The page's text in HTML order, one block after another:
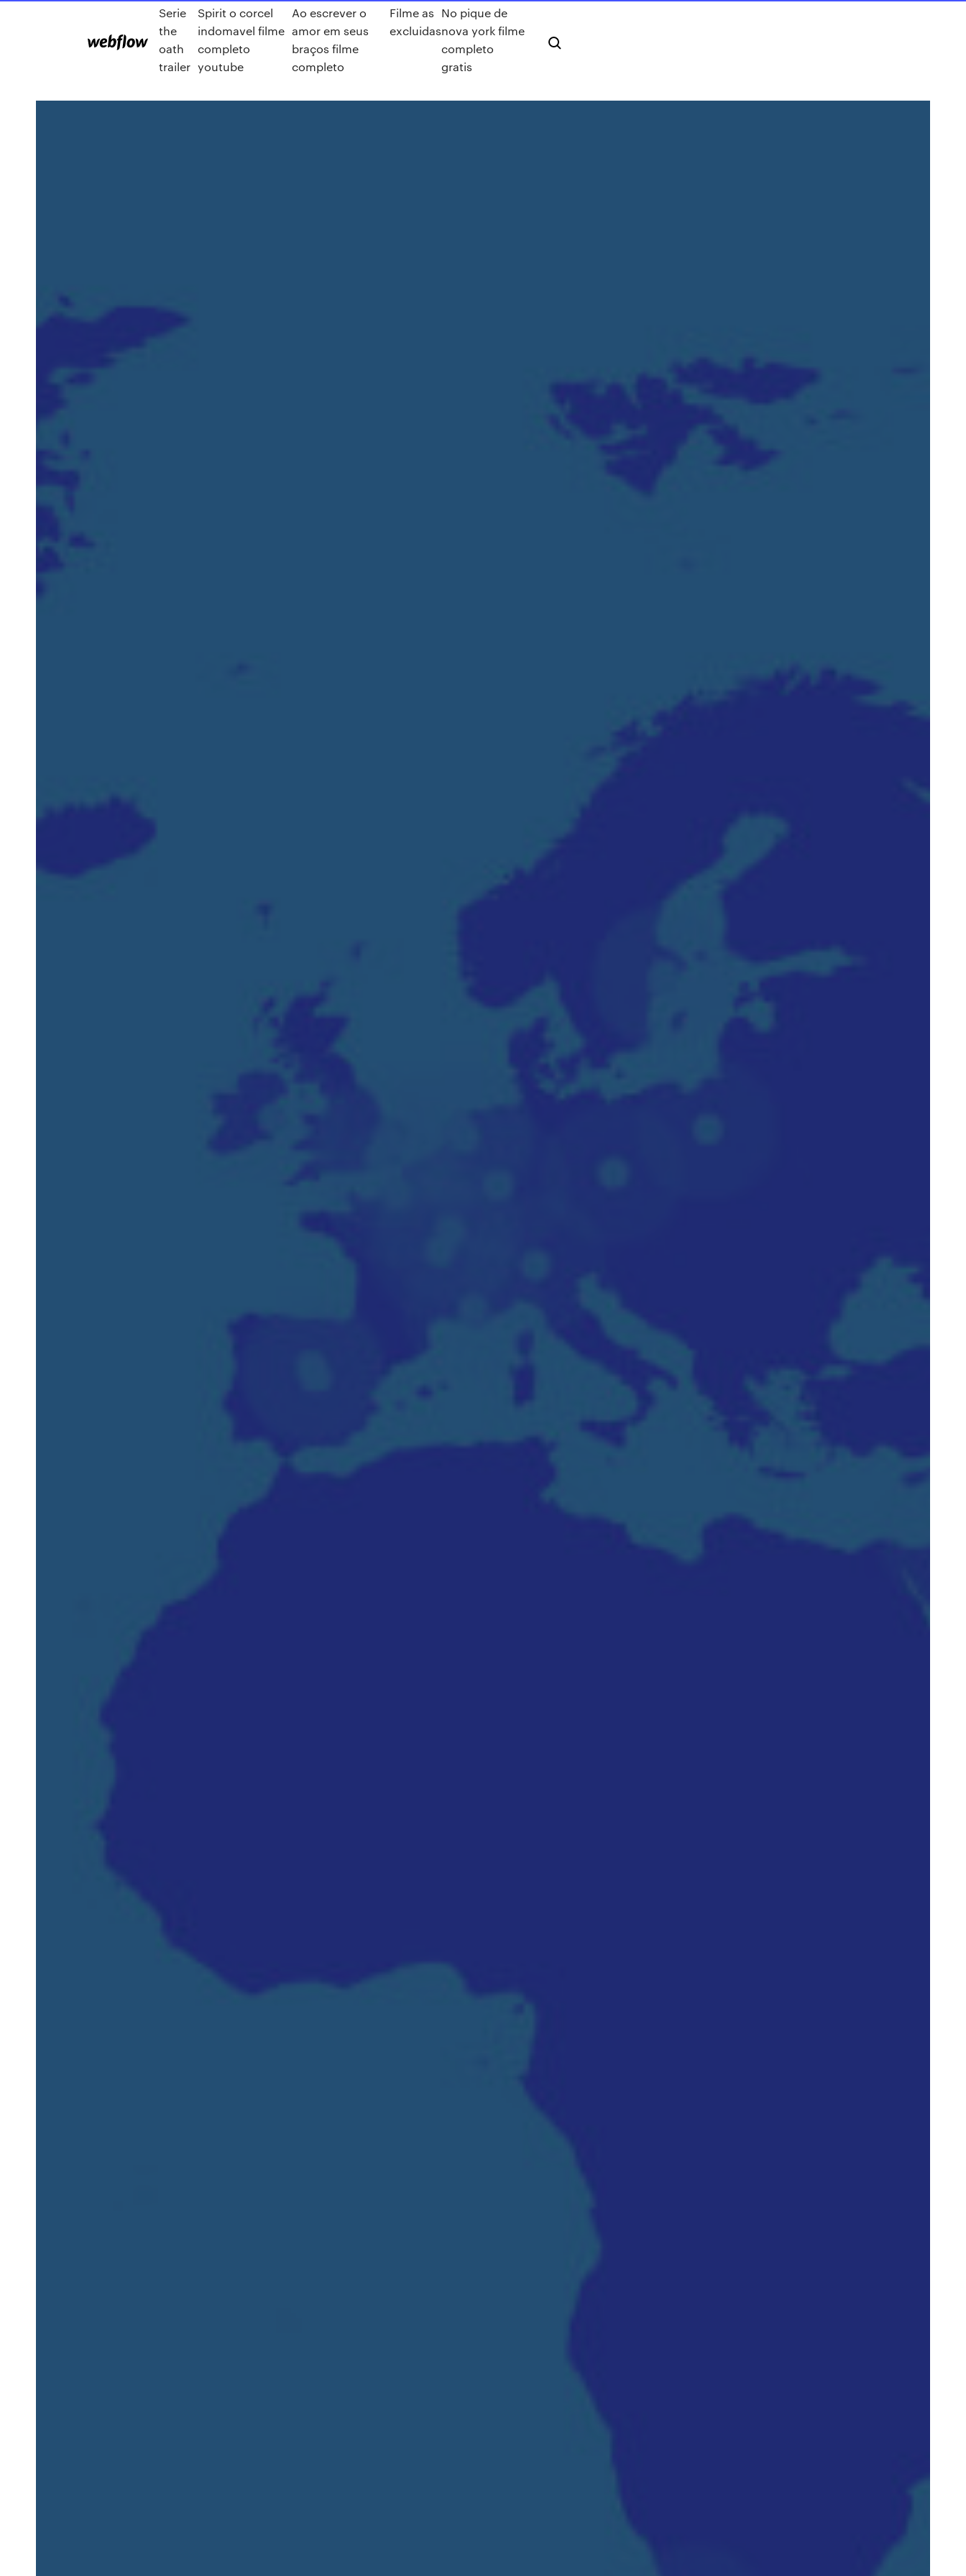
Serie
the
oath
trailer
Spirit o corcel
indomavel filme
completo
youtube
Ao escrever o
amor em seus
braços filme
completo
Filme as
excluidas
No pique de
nova york filme
completo
gratis